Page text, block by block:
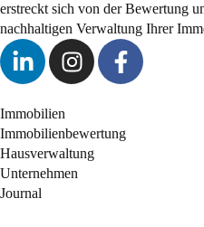
erstreckt sich von der Bewertung
nachhaltigen Verwaltung Ihrer
Immobilien
Immobilienbewertung
Hausverwaltung
Unternehmen
Journal